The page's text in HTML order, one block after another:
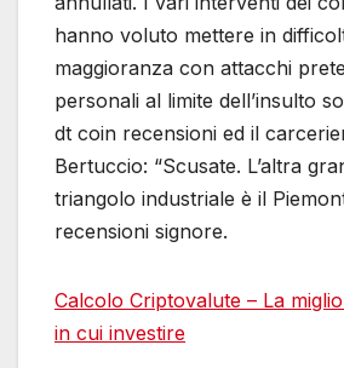
hanno voluto mettere in
maggioranza con attacchi
personali al limite dell’insulto
dt coin recensioni ed il
Bertuccio: “Scusate. L’altra
triangolo industriale è il
recensioni signore.
Calcolo Criptovalute – La
in cui investire